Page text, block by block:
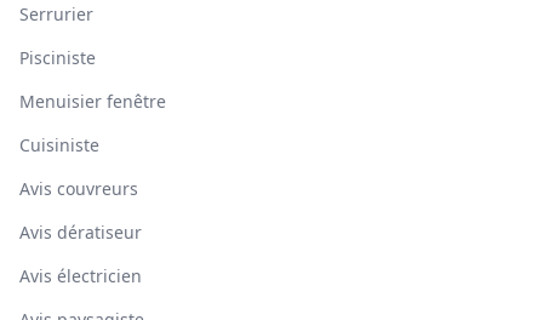
Serrurier
Pisciniste
Menuisier fenêtre
Cuisiniste
Avis couvreurs
Avis dératiseur
Avis électricien